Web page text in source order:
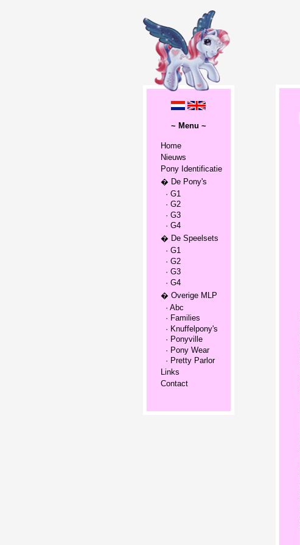
~ Menu ~
Home
Nieuws
Pony Identificatie
� De Pony's
· G1
· G2
· G3
· G4
� De Speelsets
· G1
· G2
· G3
· G4
� Overige MLP
· Abc
· Families
· Knuffelpony's
· Ponyville
· Pony Wear
· Pretty Parlor
Links
Contact